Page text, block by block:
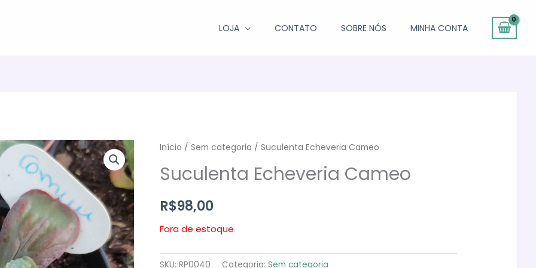
LOJA CONTATO SOBRE NÓS MINHA CONTA
Início /Sem categoria / Suculenta Echeveria Cameo
Suculenta Echeveria Cameo
R$98,00
Fora de estoque
SKU:RP0040 Categoria:Sem categoria